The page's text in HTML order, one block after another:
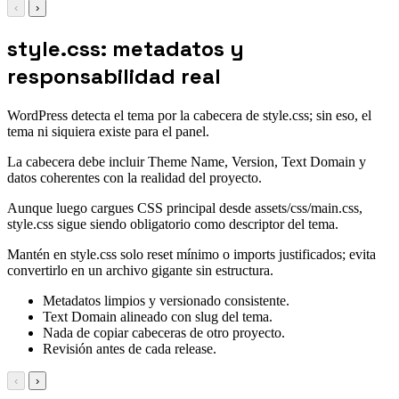
‹ ›
style.css: metadatos y
responsabilidad real
WordPress detecta el tema por la cabecera de style.css; sin eso, el
tema ni siquiera existe para el panel.
La cabecera debe incluir Theme Name, Version, Text Domain y
datos coherentes con la realidad del proyecto.
Aunque luego cargues CSS principal desde assets/css/main.css,
style.css sigue siendo obligatorio como descriptor del tema.
Mantén en style.css solo reset mínimo o imports justificados; evita
convertirlo en un archivo gigante sin estructura.
Metadatos limpios y versionado consistente.
Text Domain alineado con slug del tema.
Nada de copiar cabeceras de otro proyecto.
Revisión antes de cada release.
‹ ›